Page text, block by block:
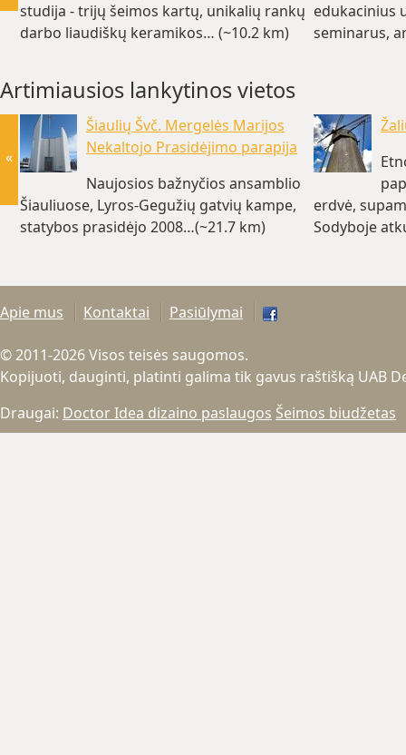
studija - trijų šeimos kartų, unikalių rankų
darbo liaudiškų keramikos… (~10.2 km)
edukacinius
seminarus,
Artimiausios lankytinos vietos
Šiaulių Švč. Mergelės Marijos
Nekaltojo Prasidėjimo parapija
Naujosios bažnyčios ansamblio
Šiauliuose, Lyros-Gegužių gatvių kampe,
statybos prasidėjo 2008…(~21.7 km)
erdvė,
Sodyboje
«
Apie mus Kontaktai Pasiūlymai
© 2011-2026 Visos teisės saugomos.
Kopijuoti, dauginti, platinti galima tik gavus raštišką UAB
Draugai: Doctor Idea dizaino paslaugos Šeimos biudžetas